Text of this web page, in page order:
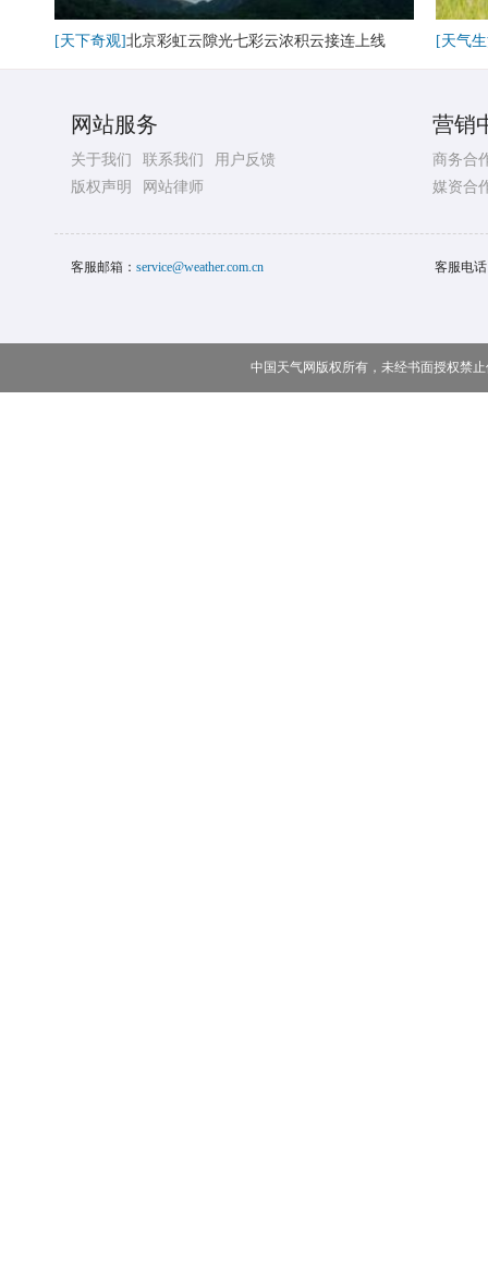
[天下奇观]北京彩虹云隙光七彩云浓积云接连上线 [天气
网站服务
关于我们 联系我们
用户反馈
版权声明
网站律师
营销
商务合
媒资合
客服邮箱： service@weather.com.cn 客服电
中国天气网版权所有，未经书面授权